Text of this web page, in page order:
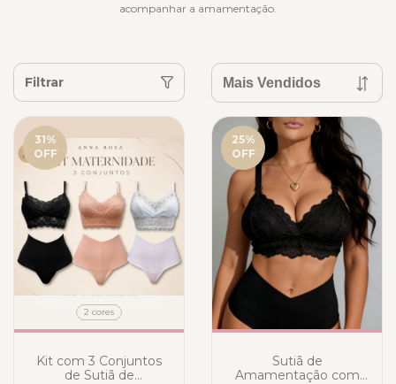
acompanhar a amamentação.
Filtrar
31%
OFF
2 cores
Kit com 3 Conjuntos
de Sutiã de
25%
OFF
Sutiã de
Amamentação com